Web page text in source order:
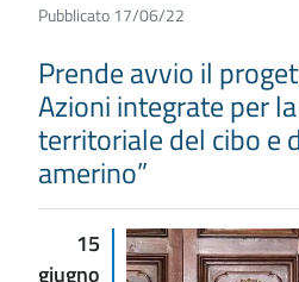
Pubblicato 17/06/22
Prende avvio il
Azioni integrate per
territoriale del cibo e
amerino”
15
giugno